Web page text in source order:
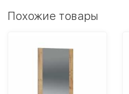
Похожие товары